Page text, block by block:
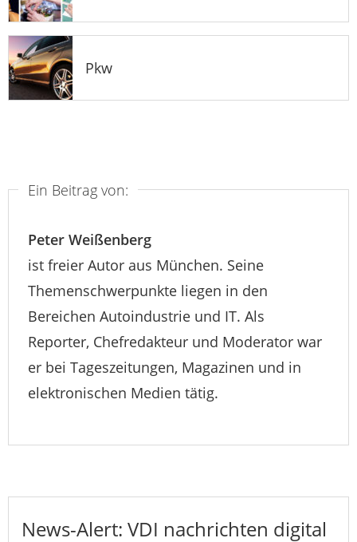
Pkw
Ein Beitrag von:
Peter Weißenberg
ist freier Autor aus München. Seine
Themenschwerpunkte liegen in den
Bereichen Autoindustrie und IT. Als
Reporter, Chefredakteur und Moderator war
er bei Tageszeitungen, Magazinen und in
elektronischen Medien tätig.
News-Alert: VDI nachrichten digital